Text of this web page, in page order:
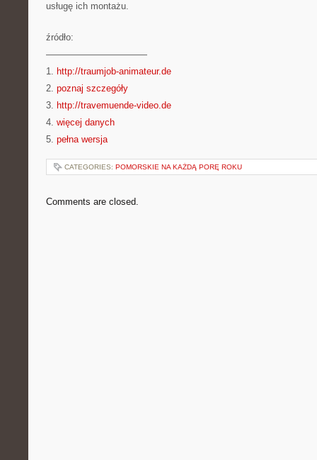
usługę ich montażu.
źródło:
———————————
1. http://traumjob-animateur.de
2. poznaj szczegóły
3. http://travemuende-video.de
4. więcej danych
5. pełna wersja
CATEGORIES: POMORSKIE NA KAŻDĄ PORĘ ROKU
Comments are closed.